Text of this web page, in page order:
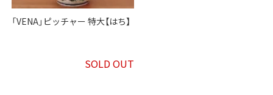
「VENA」ピッチャー 特大【はち】
SOLD OUT